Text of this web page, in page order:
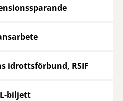
idrottsförbund, RSIF
biljett